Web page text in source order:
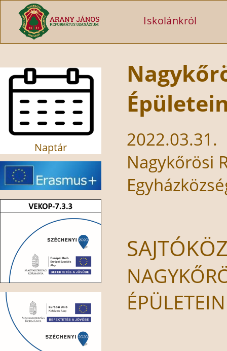
Ugrás a tartalomra
Iskolánkról
Naptár
2022.03.31.
Nagykőrösi